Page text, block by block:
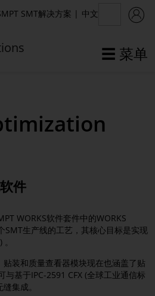
☰ 菜单
SMT解决方案 | 中文
件
WORKS软件套件中的WORKS
生产线的工艺，其核心目标是实现
装和质量查看器模块现在也涵盖了贴
与基于IPC-2591 CFX (全球工业通信标
集成。